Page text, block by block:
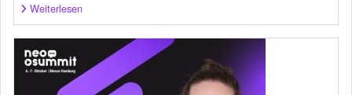
Weiterlesen